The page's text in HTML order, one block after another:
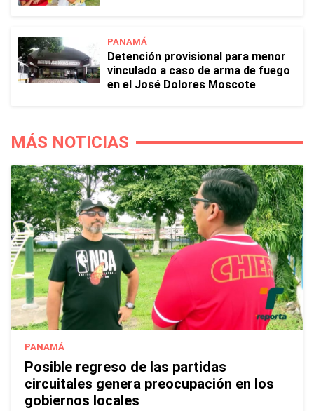
PANAMÁ
Detención provisional para menor
vinculado a caso de arma de fuego
en el José Dolores Moscote
MÁS NOTICIAS
PANAMÁ
Posible regreso de las partidas
circuitales genera preocupación en los
gobiernos locales